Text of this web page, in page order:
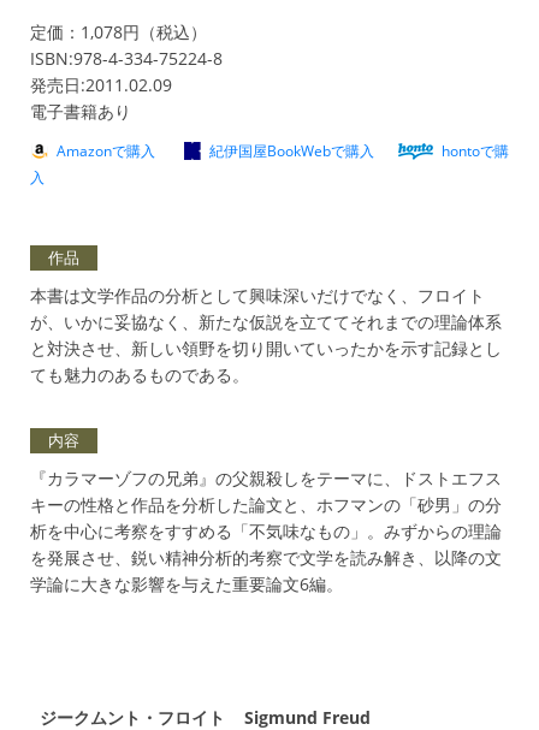
定価：1,078円（税込）
ISBN:978-4-334-75224-8
発売日:2011.02.09
電子書籍あり
Amazonで購入 紀伊国屋BookWebで購入
hontoで購
入
作品
本書は文学作品の分析として興味深いだけでなく、フロイト
が、いかに妥協なく、新たな仮説を立ててそれまでの理論体系
と対決させ、新しい領野を切り開いていったかを示す記録とし
ても魅力のあるものである。
内容
『カラマーゾフの兄弟』の父親殺しをテーマに、ドストエフス
キーの性格と作品を分析した論文と、ホフマンの「砂男」の分
析を中心に考察をすすめる「不気味なもの」。みずからの理論
を発展させ、鋭い精神分析的考察で文学を読み解き、以降の文
学論に大きな影響を与えた重要論文6編。
ジークムント・フロイト Sigmund Freud